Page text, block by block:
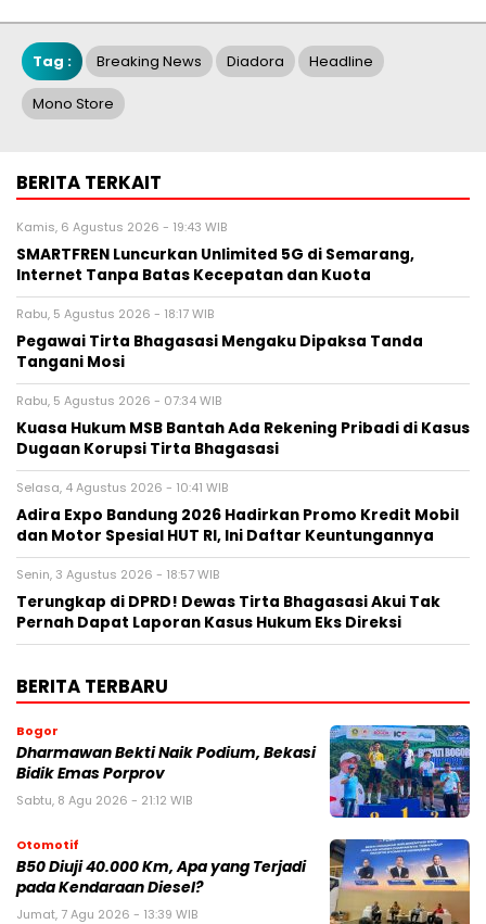
Tag : Breaking News Diadora Headline
Mono Store
BERITA TERKAIT
Kamis, 6 Agustus 2026 - 19:43 WIB
SMARTFREN Luncurkan Unlimited 5G di Semarang,
Internet Tanpa Batas Kecepatan dan Kuota
Rabu, 5 Agustus 2026 - 18:17 WIB
Pegawai Tirta Bhagasasi Mengaku Dipaksa Tanda
Tangani Mosi
Rabu, 5 Agustus 2026 - 07:34 WIB
Kuasa Hukum MSB Bantah Ada Rekening Pribadi di Kasus
Dugaan Korupsi Tirta Bhagasasi
Selasa, 4 Agustus 2026 - 10:41 WIB
Adira Expo Bandung 2026 Hadirkan Promo Kredit Mobil
dan Motor Spesial HUT RI, Ini Daftar Keuntungannya
Senin, 3 Agustus 2026 - 18:57 WIB
Terungkap di DPRD! Dewas Tirta Bhagasasi Akui Tak
Pernah Dapat Laporan Kasus Hukum Eks Direksi
BERITA TERBARU
Bogor
Dharmawan Bekti Naik Podium, Bekasi
Bidik Emas Porprov
Sabtu, 8 Agu 2026 - 21:12 WIB
Otomotif
B50 Diuji 40.000 Km, Apa yang Terjadi
pada Kendaraan Diesel?
Jumat, 7 Agu 2026 - 13:39 WIB